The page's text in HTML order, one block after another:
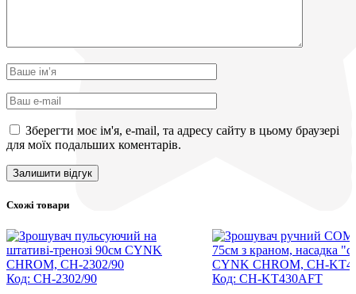
Зберегти моє ім'я, e-mail, та адресу сайту в цьому браузері
для моїх подальших коментарів.
Схожі товари
Код: CH-2302/90
Код: CH-KT430AFT